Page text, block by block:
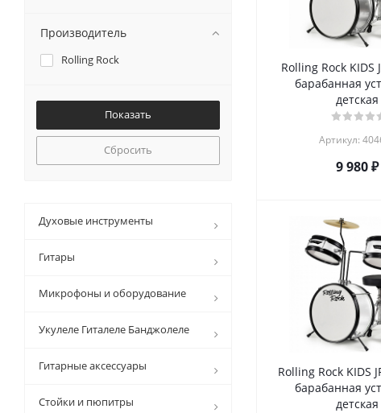
Rolling Rock KIDS
барабанная
детская
Артикул:
9 980₽
Rolling Rock KIDS
барабанная
детская
Производитель
Rolling Rock
Сбросить
Духовые инструменты
Гитары
Микрофоны и оборудование
Укулеле Гиталеле Банджолеле
Гитарные аксессуары
Стойки и пюпитры